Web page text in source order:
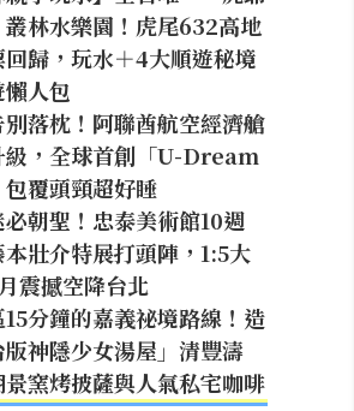
叢林水樂園！虎尾632高地
回歸，玩水＋4大順遊秘境
人包
落枕！阿聯酋航空經濟艙
級，全球首創「U-Dream
覆頭頸超好睡
朝聖！忠泰美術館10週
壯介特展打頭陣，1:5大
震撼空降台北
分鐘的嘉義祕境路線！造
版神隱少女湯屋」清豐濤
景窯烤披薩與人氣私宅咖啡